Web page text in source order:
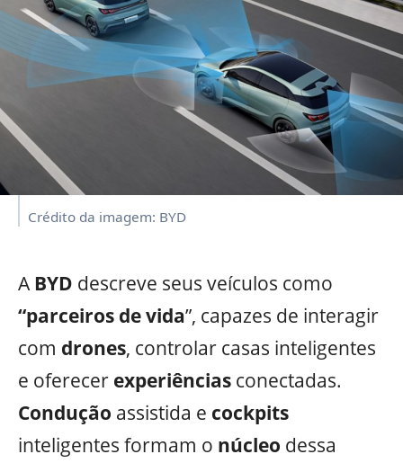
Crédito da imagem: BYD
ABYD descreve seus veículos como
“parceiros devida”, capazes de interagir
com drones, controlar casas inteligentes
e oferecer experiências conectadas.
Condução assistida e cockpits
inteligentes formam o núcleo dessa